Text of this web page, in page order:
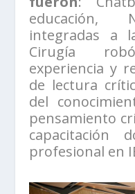
educación,
integradas a
Cirugía
experiencia y
de lectura
del
pensamiento
capacitación
profesional en